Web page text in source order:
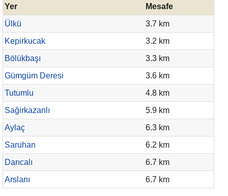
Yer
Mesafe
Ülkü
3.7 km
Kepirkucak
3.2 km
Bölükbaşı
3.3 km
Gümgüm Deresi
3.6 km
Tutumlu
4.8 km
Sağirkazanlı
5.9 km
Aylaç
6.3 km
Saruhan
6.2 km
Darıcalı
6.7 km
Arslanı
6.7 km